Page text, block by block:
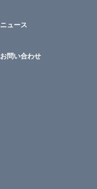
ニュース
お問い合わせ